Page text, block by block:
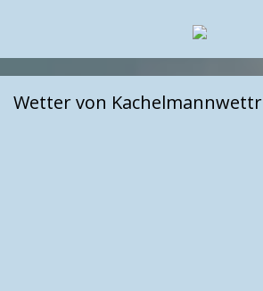
Wetter von Kachelmannwettr